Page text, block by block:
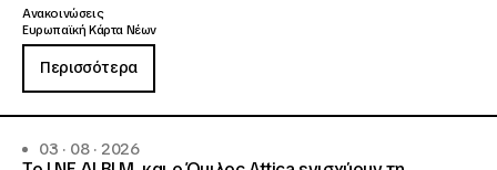
Ανακοινώσεις
Ευρωπαϊκή Κάρτα Νέων
Περισσότερα
03 · 08 · 2026